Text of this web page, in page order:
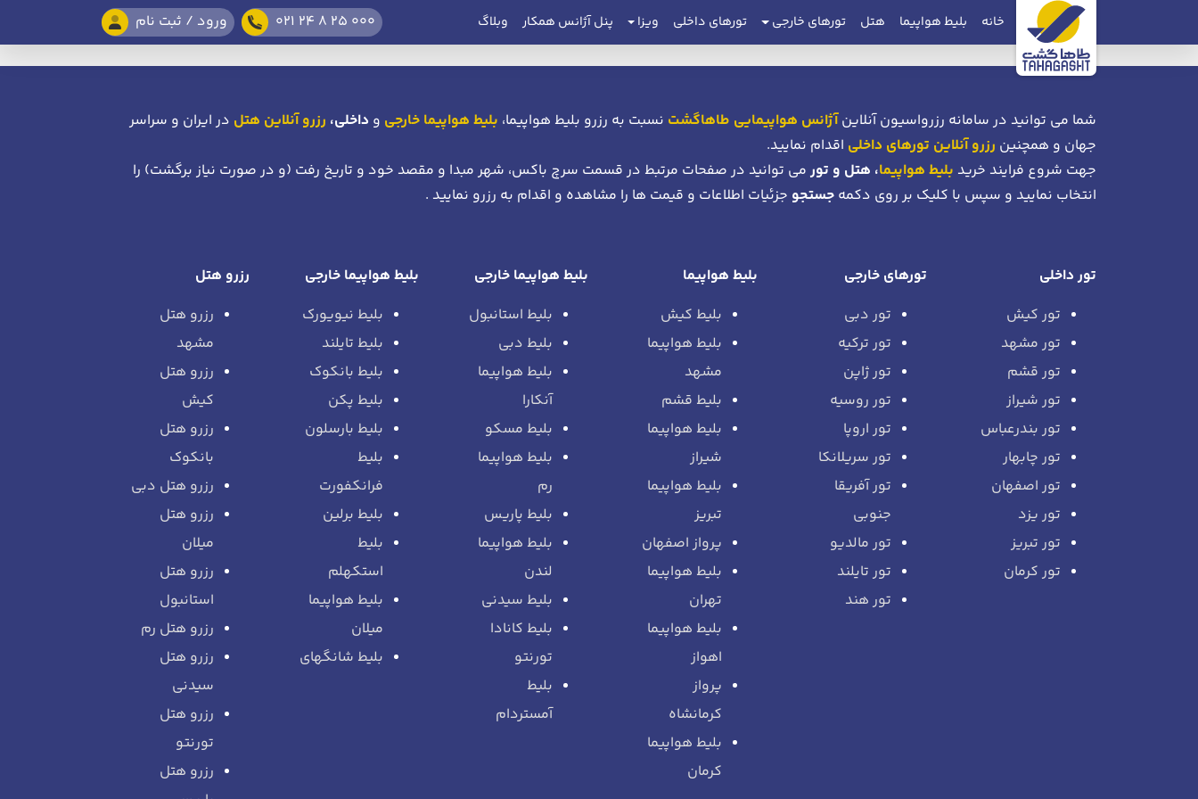
خانه بلیط هواپیما هتل تورهای خارجی تورهای داخلی ویزا پنل آژانس همکار وبلاگ 021 24 8 25 000 ورود / ثبت نام
شما می توانید در سامانه رزرواسیون آنلاینآژانس هواپیمایی طاهاگشت نسبت به رزرو بلیط هواپیما، بلیط هواپیما خارجی و داخلی، رزرو آنلاین هتل در ایران و سراسر
جهان و همچنین رزرو آنلاین تورهای داخلی اقدام نمایید.
جهت شروع فرایند خرید بلیط هواپیما، هتل و تورمی توانید در صفحات مرتبط در قسمت سرچ باکس، شهر مبدا و مقصد خود و تاریخ رفت (و در صورت نیاز برگشت) را
انتخاب نمایید و سپس با کلیک بر روی دکمه جستجو جزئیات اطلاعات و قیمت ها را مشاهده و اقدام به رزرو نمایید .
تور داخلی
تور کیش
تور مشهد
تور قشم
تور شیراز
تور بندرعباس
تور چابهار
تور اصفهان
تور یزد
تور تبریز
تور کرمان
تورهای خارجی
تور دبی
تور ترکیه
تور ژاپن
تور روسیه
تور اروپا
تور سریلانکا
تور آفریقا
جنوبی
تور مالدیو
تور تایلند
تور هند
بلیط هواپیما
بلیط کیش
بلیط هواپیما
مشهد
بلیط قشم
بلیط هواپیما
شیراز
بلیط هواپیما
تبریز
پرواز اصفهان
بلیط هواپیما
تهران
بلیط هواپیما
اهواز
پرواز
کرمانشاه
بلیط هواپیما
کرمان
بلیط هواپیما خارجی
بلیط استانبول
بلیط دبی
بلیط هواپیما
آنکارا
بلیط مسکو
بلیط هواپیما
رم
بلیط پاریس
بلیط هواپیما
لندن
بلیط سیدنی
بلیط کانادا
تورنتو
بلیط
آمستردام
بلیط هواپیما خارجی
بلیط نیویورک
بلیط تایلند
بلیط بانکوک
بلیط پکن
بلیط بارسلون
بلیط
فرانکفورت
بلیط برلین
بلیط
استکهلم
بلیط هواپیما
میلان
بلیط شانگهای
رزرو هتل
رزرو هتل
مشهد
رزرو هتل
کیش
رزرو هتل
بانکوک
رزرو هتل دبی
رزرو هتل
میلان
رزرو هتل
استانبول
رزرو هتل رم
رزرو هتل
سیدنی
رزرو هتل
تورنتو
رزرو هتل